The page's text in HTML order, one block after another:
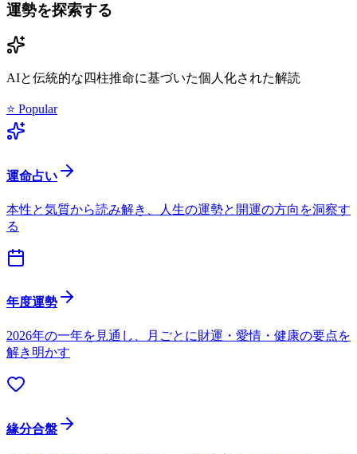
運勢を探索する
AIと伝統的な四柱推命に基づいた個人化された解読
⭐ Popular
運命占い
本性と気質から読み解き、人生の運勢と開運の方向を洞察す
る
年度運勢
2026年の一年を見通し、月ごとに財運・愛情・健康の要点を
解き明かす
緣分合盤